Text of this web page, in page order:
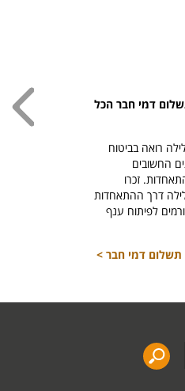
דמי חבר הכל
רואה בביטוח
החשובים
זכרו
דרך ההתאחדות
לפיתוח ענף
תשלום דמי חבר >